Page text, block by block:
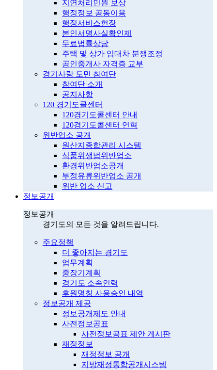
지연처리민원 보상
행정정보 공동이용
행정서비스헌장
본인서명사실확인제
무료법률상담
주택 및 상가 임대차 분쟁조정
공인중개사 자격증 교부
경기사랑 도민 참여단
참여단 소개
공지사항
120 경기도콜센터
120경기도콜센터 안내
120경기도콜센터 연혁
위반업소 공개
원산지종합관리 시스템
식품위생법위반업소
환경위반업소공개
부정유류위반업소 공개
위반 업소 신고
정보공개
정보공개
경기도의 모든 것을 알려드립니다.
주요정책
더 좋아지는 경기도
업무계획
중장기계획
경기도 소속인력
후원명칭 사용승인 내역
정보공개 제공
정보공개제도 안내
사전정보공표
사전정보공표 제안 게시판
재정정보
재정정보 공개
지방재정통합공개시스템